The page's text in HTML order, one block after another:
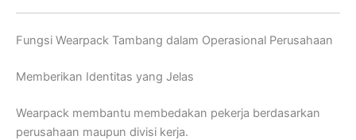
Fungsi Wearpack Tambang dalam Operasional Perusahaan
Memberikan Identitas yang Jelas
Wearpack membantu membedakan pekerja berdasarkan
perusahaan maupun divisi kerja.